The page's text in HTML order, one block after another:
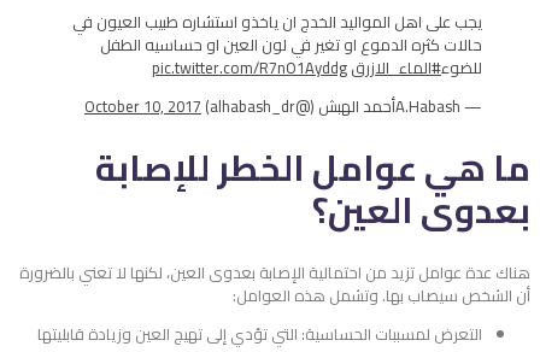
يجب على اهل المواليد الخدج ان ياخذو استشاره طبيب العيون في
حالات كثره الدموع او تغير في لون العين او حساسيه الطفل
للضوء#الماء_الازرقpic.twitter.com/R7nO1Ayddg
— A.Habashأحمد الهبش (@alhabash_dr)
October 10, 2017
ما هي عوامل الخطر للإصابة
بعدوى العين؟
هناك عدة عوامل تزيد من احتمالية الإصابة بعدوى العين، لكنها لا تعني بالضرورة
أن الشخص سيصاب بها. وتشمل هذه العوامل:
التعرض لمسببات الحساسية: التي تؤدي إلى تهيج العين وزيادة قابليتها